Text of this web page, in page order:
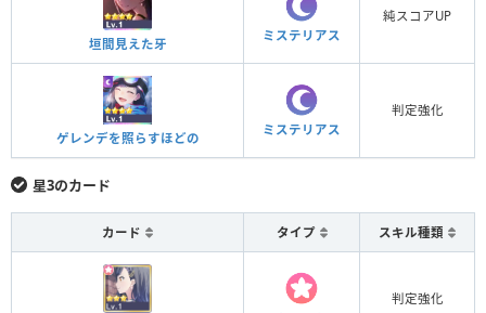
垣間見えた牙
ミステリアス
純スコアUP
ゲレンデを照らすほどの
ミステリアス
判定強化
星3のカード
カード タイプ スキル種類
判定強化